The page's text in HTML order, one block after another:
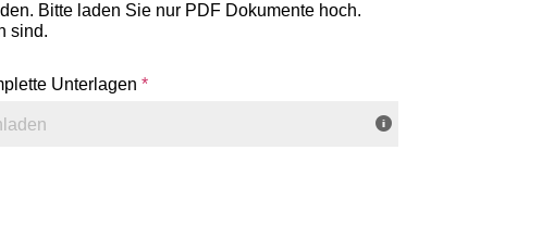
Bitte laden Sie nur PDF Dokumente hoch.
sind.
Unterlagen *